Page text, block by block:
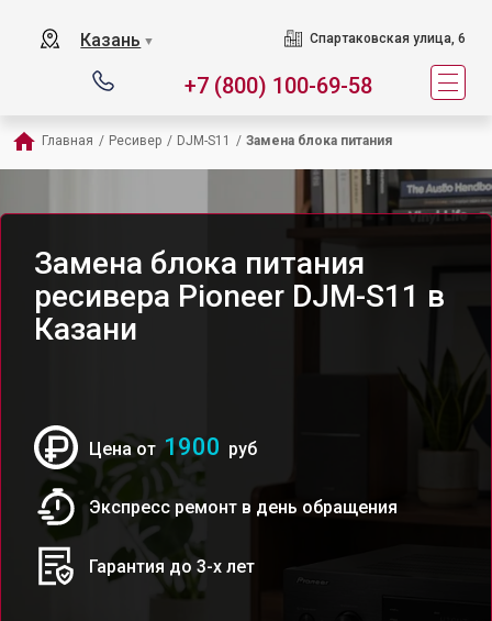
Казань ▼ Спартаковская улица, 6
+7 (800) 100-69-58
Главная / Ресивер / DJM-S11 / Замена блока питания
Замена блока питания
ресивера Pioneer DJM-S11 в
Казани
Цена от 1900 руб
Экспресс ремонт в день обращения
Гарантия до 3-х лет